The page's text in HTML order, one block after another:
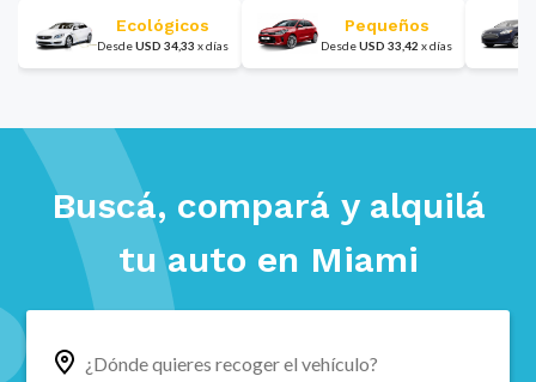
Ecológicos
DesdeUSD 34,33 xdías
Pequeños
DesdeUSD 33,42 xdías
Buscá, compará y alquilá
tu auto en Miami